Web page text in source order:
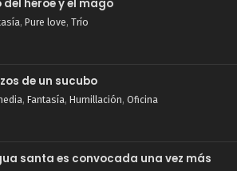
del héroe y el mago
, Pure love, Trío
de un sucubo
, Fantasía, Humillación, Oficina
santa es convocada una vez más